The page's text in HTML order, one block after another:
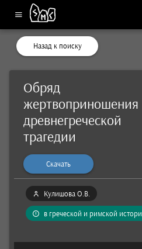
Назад к поиску
Обряд
жертвоприношения
древнегреческой
трагедии
Скачать
Кулишова О.В.
в греческой и римской